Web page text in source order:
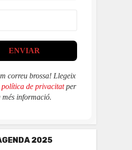
correu brossa! Llegeix
política de privacitatper
més informació.
2025